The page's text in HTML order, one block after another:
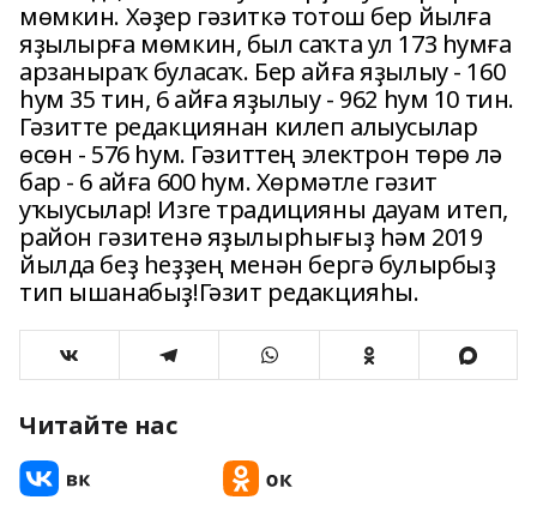
мөмкин. Хәҙер гәзиткә тотош бер йылға
яҙылырға мөмкин, был саҡта ул 173 һумға
арзаныраҡ буласаҡ. Бер айға яҙылыу - 160
һум 35 тин, 6 айға яҙылыу - 962 һум 10 тин.
Гәзитте редакциянан килеп алыусылар
өсөн - 576 һум. Гәзиттең электрон төрө лә
бар - 6 айға 600 һум. Хөрмәтле гәзит
уҡыусылар! Изге традицияны дауам итеп,
район гәзитенә яҙылырһығыҙ һәм 2019
йылда беҙ һеҙҙең менән бергә булырбыҙ
тип ышанабыҙ!Гәзит редакцияһы.
Читайте нас